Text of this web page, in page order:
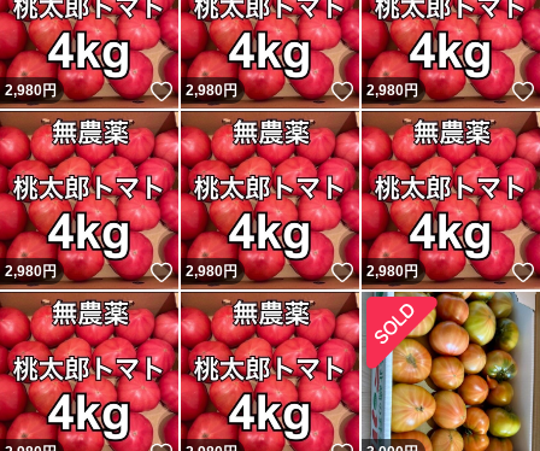
2,980円 いいね！
2,980円 いいね！
2,980円
2,980円 いいね！
2,980円 いいね！
2,980円